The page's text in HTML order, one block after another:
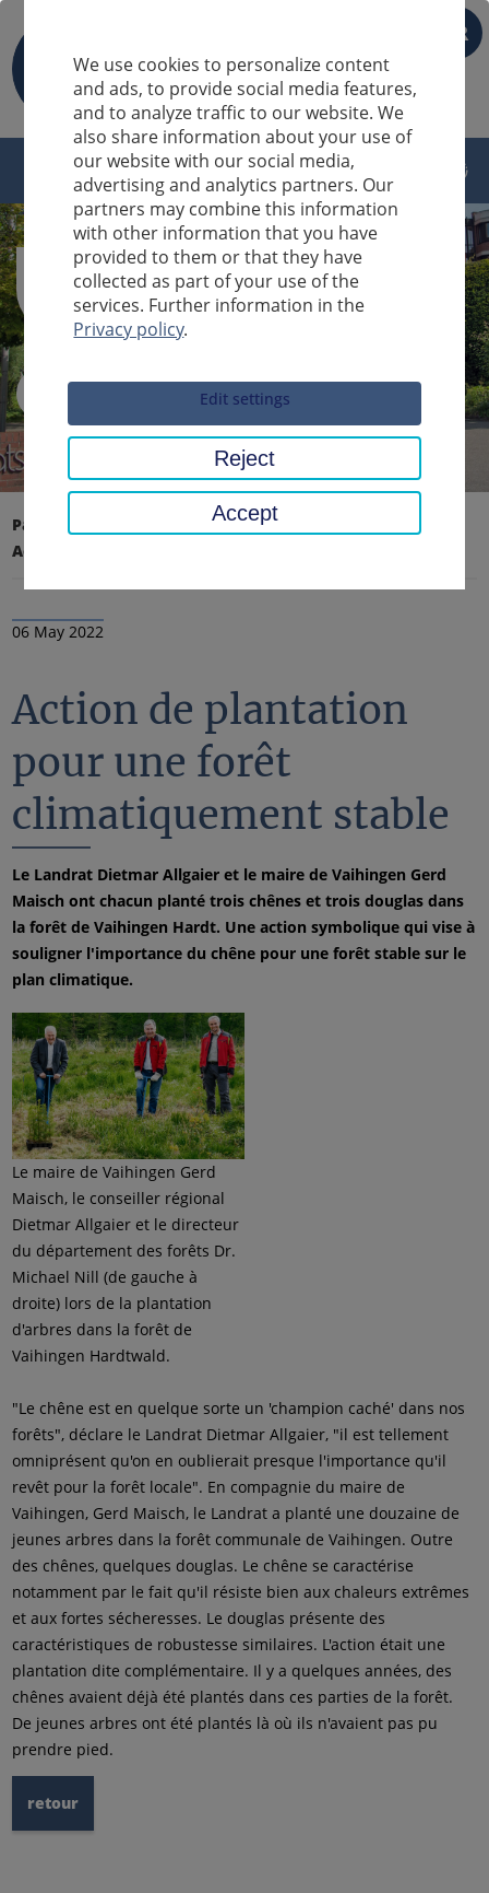
FR
Sucheingabe
Page d'accueil
Conseil régional, district
Actualités
06 May 2022
Action de plantation
pour une forêt
climatiquement stable
Le Landrat Dietmar Allgaier et le maire de Vaihingen Gerd
Maisch ont chacun planté trois chênes et trois douglas dans
la forêt de Vaihingen Hardt. Une action symbolique qui vise à
souligner l'importance du chêne pour une forêt stable sur le
plan climatique.
Le maire de Vaihingen Gerd
Maisch, le conseiller régional
Dietmar Allgaier et le directeur
du département des forêts Dr.
Michael Nill (de gauche à
droite) lors de la plantation
d'arbres dans la forêt de
Vaihingen Hardtwald.
"Le chêne est en quelque sorte un 'champion caché' dans nos
forêts", déclare le Landrat Dietmar Allgaier, "il est tellement
omniprésent qu'on en oublierait presque l'importance qu'il
revêt pour la forêt locale". En compagnie du maire de
Vaihingen, Gerd Maisch, le Landrat a planté une douzaine de
jeunes arbres dans la forêt communale de Vaihingen. Outre
des chênes, quelques douglas. Le chêne se caractérise
notamment par le fait qu'il résiste bien aux chaleurs extrêmes
et aux fortes sécheresses. Le douglas présente des
caractéristiques de robustesse similaires. L'action était une
plantation dite complémentaire. Il y a quelques années, des
chênes avaient déjà été plantés dans ces parties de la forêt.
De jeunes arbres ont été plantés là où ils n'avaient pas pu
prendre pied.
retour
We use cookies to personalize content
and ads, to provide social media features,
and to analyze traffic to our website. We
also share information about your use of
our website with our social media,
advertising and analytics partners. Our
partners may combine this information
with other information that you have
provided to them or that they have
collected as part of your use of the
services. Further information in the
Privacy policy.
Edit settings
Reject
Accept